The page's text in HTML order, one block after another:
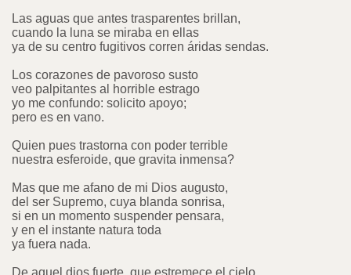
Las aguas que antes trasparentes brillan,
cuando la luna se miraba en ellas
ya de su centro fugitivos corren áridas sendas.
Los corazones de pavoroso susto
veo palpitantes al horrible estrago
yo me confundo: solicito apoyo;
pero es en vano.
Quien pues trastorna con poder terrible
nuestra esferoide, que gravita inmensa?
Mas que me afano de mi Dios augusto,
del ser Supremo, cuya blanda sonrisa,
si en un momento suspender pensara,
y en el instante natura toda
ya fuera nada.